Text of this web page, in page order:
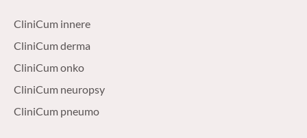
CliniCum innere
CliniCum derma
CliniCum onko
CliniCum neuropsy
CliniCum pneumo